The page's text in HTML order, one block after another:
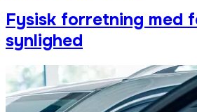
Fysisk forretning med
synlighed